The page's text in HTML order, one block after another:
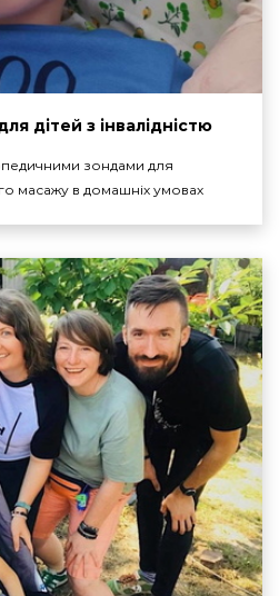
дітей з інвалідністю
зондами для
масажу в домашніх умовах